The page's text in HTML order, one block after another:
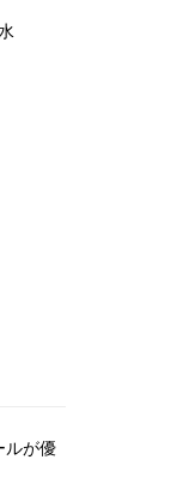
ルが優